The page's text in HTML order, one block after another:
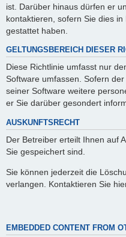
ist. Darüber hinaus dürfen er
kontaktieren, sofern Sie dies
gestattet haben.
GELTUNGSBEREICH DIESER
Diese Richtlinie umfasst nur
Software umfassen. Sofern
seiner Software weitere
er Sie darüber gesondert
AUSKUNFTSRECHT
Der Betreiber erteilt Ihnen auf
Sie gespeichert sind.
Sie können jederzeit die
verlangen. Kontaktieren Sie
EMBEDDED CONTENT FROM